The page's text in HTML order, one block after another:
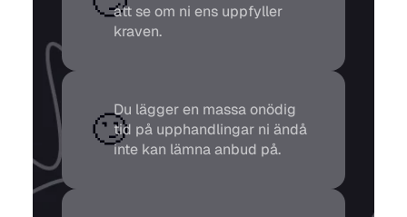
att se om ni ens uppfyller
kraven.
🙄Du lägger en massa onödig
tid på upphandlingar ni ändå
inte kan lämna anbud på.